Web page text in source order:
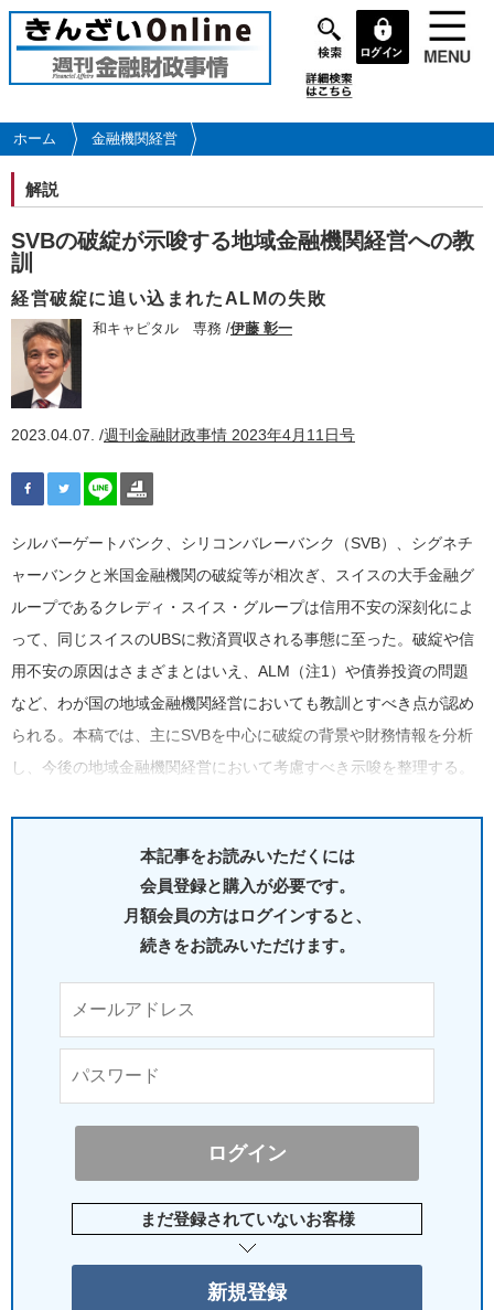
メ
イ
コ
ン
に
移
動
ホーム 金融機関経営
解説
SVBの破綻が示唆する地域金融機関経営への教
訓
経営破綻に追い込まれたALMの失敗
和キャピタル 専務 /伊藤 彰一
2023.04.07. /週刊金融財政事情 2023年4月11日号
シルバーゲートバンク、シリコンバレーバンク（SVB）、シグネチ
ャーバンクと米国金融機関の破綻等が相次ぎ、スイスの大手金融グ
ループであるクレディ・スイス・グループは信用不安の深刻化によ
って、同じスイスのUBSに救済買収される事態に至った。破綻や信
用不安の原因はさまざまとはいえ、ALM（注1）や債券投資の問題
など、わが国の地域金融機関経営においても教訓とすべき点が認め
られる。本稿では、主にSVBを中心に破綻の背景や財務情報を分析
し、今後の地域金融機関経営において考慮すべき示唆を整理する。
本記事をお読みいただくには
会員登録と購入が必要です。
月額会員の方はログインすると、
続きをお読みいただけます。
まだ登録されていないお客様